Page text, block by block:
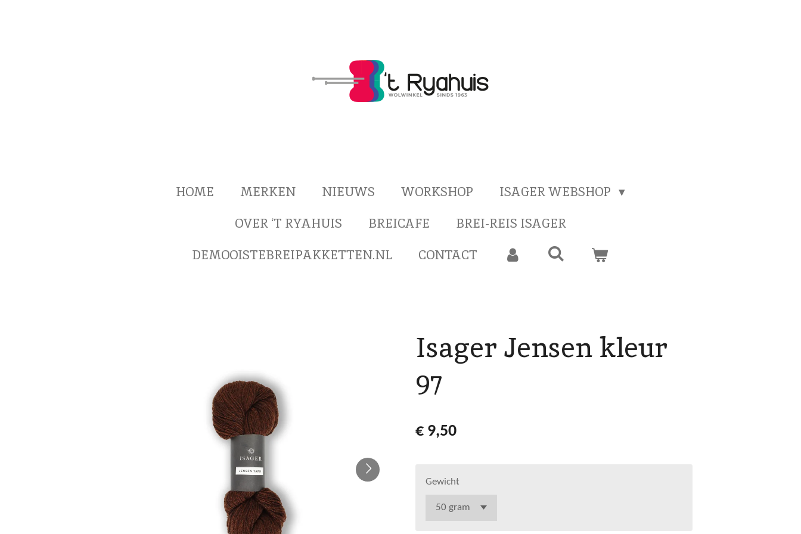
HOME MERKEN NIEUWS WORKSHOP
ISAGER WEBSHOP
OVER ‘T RYAHUIS
BREICAFE
BREI-REIS ISAGER
DEMOOISTEBREIPAKKETTEN.NL
CONTACT
Isager Jensen kleur
97
€ 9,50
Gewicht